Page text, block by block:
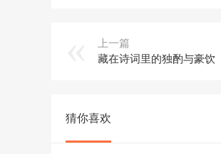
上一篇
藏在诗词里的独酌与豪饮
猜你喜欢